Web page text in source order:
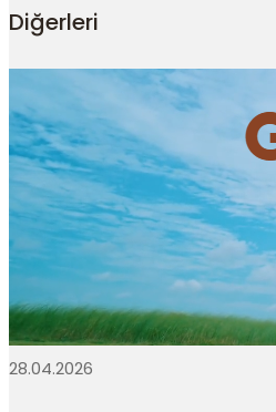
Diğerleri
28.04.2026